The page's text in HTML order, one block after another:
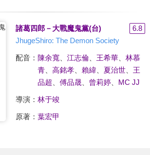
諸葛四郎－大戰魔鬼黨(台)
6.8
JhugeShiro: The Demon Society
配音： 陳余寬 江志倫、 王希華、 林慕
青、 高銘孝、 賴緯、 夏治世、 王
品超
傅品晟、 曾莉婷、 MC JJ
導演： 林于竣
原著： 葉宏甲